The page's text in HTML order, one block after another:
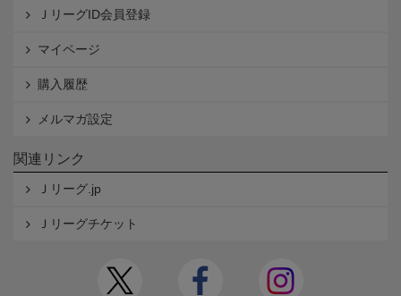
ＪリーグID会員登録
マイページ
購入履歴
メルマガ設定
関連リンク
Ｊリーグ.jp
Ｊリーグチケット